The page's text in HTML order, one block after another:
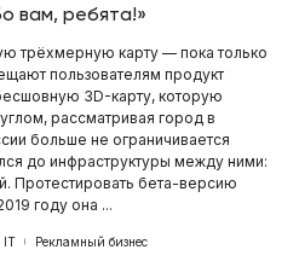
вам, ребята!»
трёхмерную карту — пока только
пользователям продукт
3D-карту, которую
рассматривая город в
больше не ограничивается
до инфраструктуры между ними:
Протестировать бета-версию
году она ...
IT Рекламный бизнес